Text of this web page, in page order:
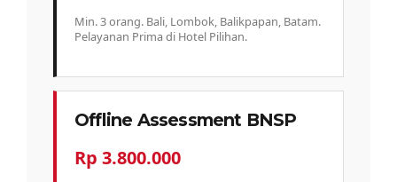
Min. 3 orang. Bali, Lombok, Balikpapan, Batam.
Pelayanan Prima di Hotel Pilihan.
Offline Assessment BNSP
Rp 3.800.000